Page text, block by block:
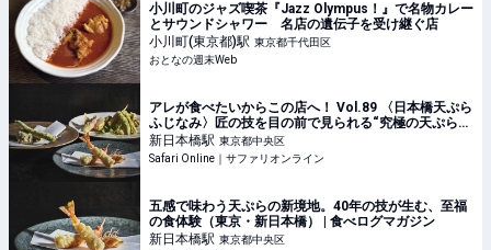
小川町のジャズ喫茶『Jazz Olympus！』で名物カレー
とサウンドシャワー 名店の遺伝子を受け継ぐ店
小川町(東京都)駅 東京都千代田区
おとなの週末Web
アレが食べたいからこの店へ！ Vol.89 〈日本橋天ぷら
ふじなみ〉匠の技を目の前で見られる“究極の天ぷら体
験” | Gourmet | Safari Online
新日本橋駅 東京都中央区
Safari Online｜サファリオンライン
五感で味わう天ぷらの新境地。40年の技が生む、至福
の食体験（東京・新日本橋） | 食べログマガジン
新日本橋駅 東京都中央区